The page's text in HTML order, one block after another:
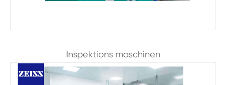
Inspektions maschinen